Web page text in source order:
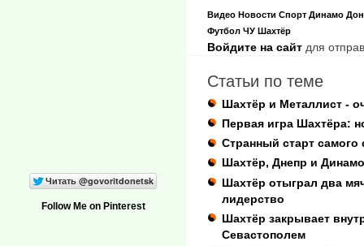
Видео Новости Спорт Динамо
Футбол ЧУ Шахтёр
Войдите на сайт для
Статьи по теме
Шахтёр и Металлист -
Первая игра Шахтёра:
Странный старт самого
Шахтёр, Днепр и
Шахтёр отыграл два
лидерство
Шахтёр закрывает
Севастополем
Follow Me on Pinterest